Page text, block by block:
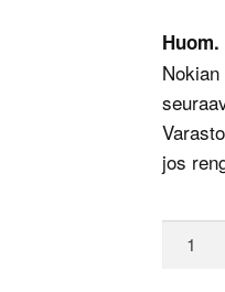
Huom.
jos